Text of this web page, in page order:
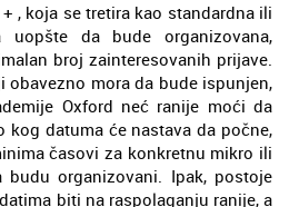
, koja se tretira kao standardna ili
da bude organizovana,
broj zainteresovanih prijave.
mora da bude ispunjen,
Oxford neć ranije moći da
kog datuma će nastava da počne,
časovi za konkretnu mikro ili
organizovani. Ipak, postoje
biti na raspolaganju ranije, a